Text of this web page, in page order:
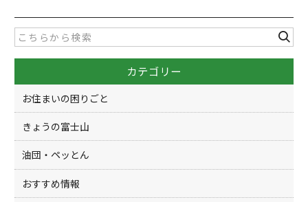
e
b
o
o
k
er
カテゴリー
お住まいの困りごと
きょうの富士山
油団・ペッとん
おすすめ情報